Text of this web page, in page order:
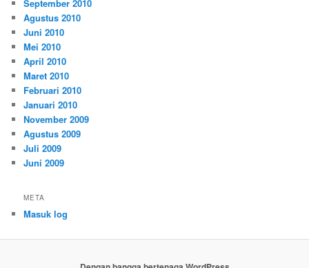
September 2010
Agustus 2010
Juni 2010
Mei 2010
April 2010
Maret 2010
Februari 2010
Januari 2010
November 2009
Agustus 2009
Juli 2009
Juni 2009
META
Masuk log